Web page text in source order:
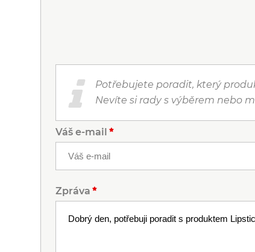
Potřebujete poradit, který
Nevíte si rady s výběrem nebo
Váš e-mail
Zpráva